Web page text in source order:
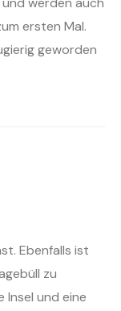
ersten Mal.
geworden
Ebenfalls ist
zu
Insel und eine